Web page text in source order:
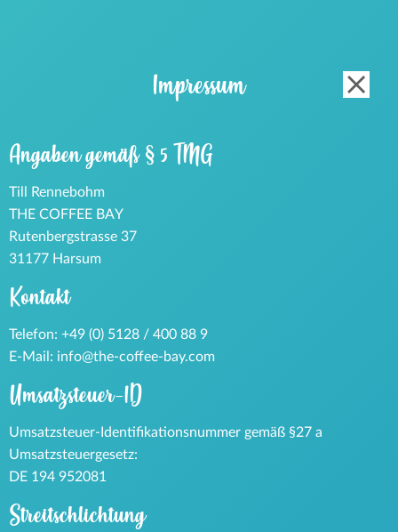
Impressum
Angaben gemäß § 5 TMG
Till Rennebohm
THE COFFEE BAY
Rutenbergstrasse 37
31177 Harsum
Kontakt
Telefon: +49 (0) 5128 / 400 88 9
E-Mail: info@the-coffee-bay.com
Umsatzsteuer-ID
Umsatzsteuer-Identifikationsnummer gemäß §27 a
Umsatzsteuergesetz:
DE 194 952081
Streitschlichtung